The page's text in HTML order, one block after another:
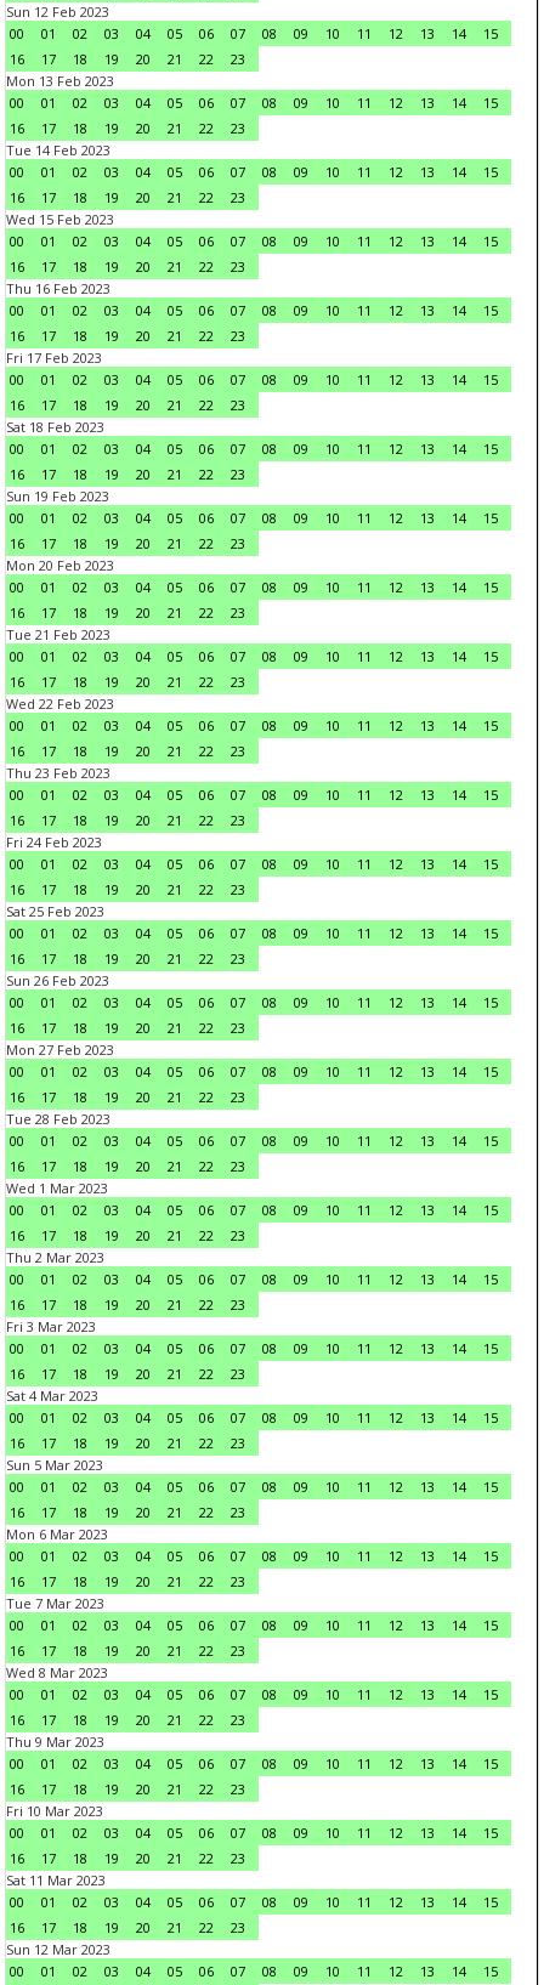
Sun 12 Feb 2023
00
01 02 03 04 05 06 07 08 09 10 11 12 13 14
15
16
17 18 19 20 21 22
23
Mon 13 Feb 2023
00
01 02 03 04 05 06 07 08 09 10 11 12 13 14
15
16
17 18 19 20 21 22
23
Tue 14 Feb 2023
00
01 02 03 04 05 06 07 08 09 10 11 12 13 14
15
16
17 18 19 20 21 22
23
Wed 15 Feb 2023
00
01 02 03 04 05 06 07 08 09 10 11 12 13 14
15
16
17 18 19 20 21 22
23
Thu 16 Feb 2023
00
01 02 03 04 05 06 07 08 09 10 11 12 13 14
15
16
17 18 19 20 21 22
23
Fri 17 Feb 2023
00
01 02 03 04 05 06 07 08 09 10 11 12 13 14
15
16
17 18 19 20 21 22
23
Sat 18 Feb 2023
00
01 02 03 04 05 06 07 08 09 10 11 12 13 14
15
16
17 18 19 20 21 22
23
Sun 19 Feb 2023
00
01 02 03 04 05 06 07 08 09 10 11 12 13 14
15
16
17 18 19 20 21 22
23
Mon 20 Feb 2023
00
01 02 03 04 05 06 07 08 09 10 11 12 13 14
15
16
17 18 19 20 21 22
23
Tue 21 Feb 2023
00
01 02 03 04 05 06 07 08 09 10 11 12 13 14
15
16
17 18 19 20 21 22
23
Wed 22 Feb 2023
00
01 02 03 04 05 06 07 08 09 10 11 12 13 14
15
16
17 18 19 20 21 22
23
Thu 23 Feb 2023
00
01 02 03 04 05 06 07 08 09 10 11 12 13 14
15
16
17 18 19 20 21 22
23
Fri 24 Feb 2023
00
01 02 03 04 05 06 07 08 09 10 11 12 13 14
15
16
17 18 19 20 21 22
23
Sat 25 Feb 2023
00
01 02 03 04 05 06 07 08 09 10 11 12 13 14
15
16
17 18 19 20 21 22
23
Sun 26 Feb 2023
00
01 02 03 04 05 06 07 08 09 10 11 12 13 14
15
16
17 18 19 20 21 22
23
Mon 27 Feb 2023
00
01 02 03 04 05 06 07 08 09 10 11 12 13 14
15
16
17 18 19 20 21 22
23
Tue 28 Feb 2023
00
01 02 03 04 05 06 07 08 09 10 11 12 13 14
15
16
17 18 19 20 21 22
23
Wed 1 Mar 2023
00
01 02 03 04 05 06 07 08 09 10 11 12 13 14
15
16
17 18 19 20 21 22
23
Thu 2 Mar 2023
00
01 02 03 04 05 06 07 08 09 10 11 12 13 14
15
16
17 18 19 20 21 22
23
Fri 3 Mar 2023
00
01 02 03 04 05 06 07 08 09 10 11 12 13 14
15
16
17 18 19 20 21 22
23
Sat 4 Mar 2023
00
01 02 03 04 05 06 07 08 09 10 11 12 13 14
15
16
17 18 19 20 21 22
23
Sun 5 Mar 2023
00
01 02 03 04 05 06 07 08 09 10 11 12 13 14
15
16
17 18 19 20 21 22
23
Mon 6 Mar 2023
00
01 02 03 04 05 06 07 08 09 10 11 12 13 14
15
16
17 18 19 20 21 22
23
Tue 7 Mar 2023
00
01 02 03 04 05 06 07 08 09 10 11 12 13 14
15
16
17 18 19 20 21 22
23
Wed 8 Mar 2023
00
01 02 03 04 05 06 07 08 09 10 11 12 13 14
15
16
17 18 19 20 21 22
23
Thu 9 Mar 2023
00
01 02 03 04 05 06 07 08 09 10 11 12 13 14
15
16
17 18 19 20 21 22
23
Fri 10 Mar 2023
00
01 02 03 04 05 06 07 08 09 10 11 12 13 14
15
16
17 18 19 20 21 22
23
Sat 11 Mar 2023
00
01 02 03 04 05 06 07 08 09 10 11 12 13 14
15
16
17 18 19 20 21 22
23
Sun 12 Mar 2023
00
01 02 03 04 05 06 07 08 09 10 11 12 13 14 15